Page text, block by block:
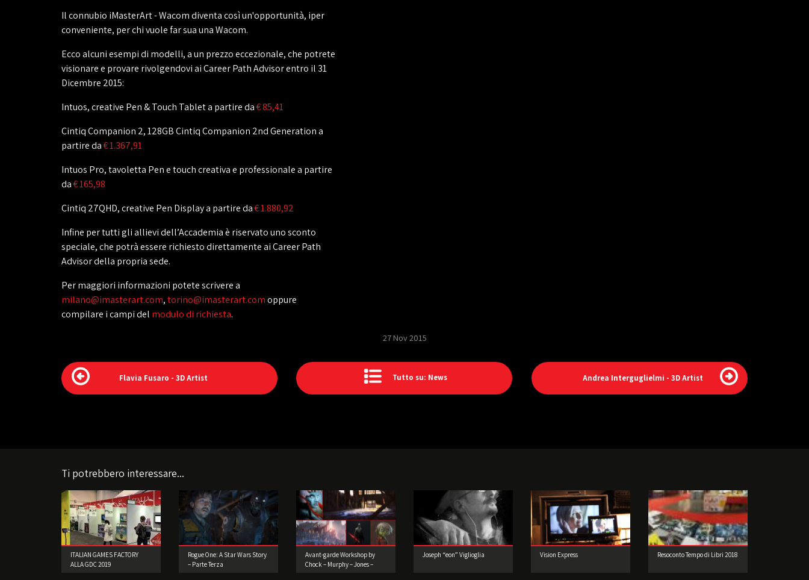
Il connubio iMasterArt - Wacom diventa così un'opportunità, iper
conveniente, per chi vuole far sua una Wacom.
Ecco alcuni esempi di modelli, a un prezzo eccezionale, che potrete
visionare e provare rivolgendovi ai Career Path Advisor entro il 31
Dicembre 2015:
Intuos, creative Pen & Touch Tablet a partire da€ 85,41
Cintiq Companion 2, 128GB Cintiq Companion 2nd Generation a
partire da€ 1.367,91
Intuos Pro, tavoletta Pen e touch creativa e professionale a partire
da€ 165,98
Cintiq 27QHD, creative Pen Display a partire da€ 1.880,92
Infine per tutti gli allievi dell’Accademia è riservato uno sconto
speciale, che potrà essere richiesto direttamente ai Career Path
Advisor della propria sede.
Per maggiori informazioni potete scrivere a
milano@imasterart.com,torino@imasterart.comoppure
compilare i campi del modulo di richiesta.
27 Nov 2015
Flavia Fusaro - 3D Artist Tutto su: News Andrea Interguglielmi - 3D Artist
Ti potrebbero interessare...
ITALIAN GAMES FACTORY
ALLA GDC 2019
Rogue One: A Star Wars Story
– Parte Terza
Avant-garde Workshop by
Chock – Murphy – Jones –
Joseph “eon” Viglioglia Vision Express Resoconto Tempo di Libri 2018